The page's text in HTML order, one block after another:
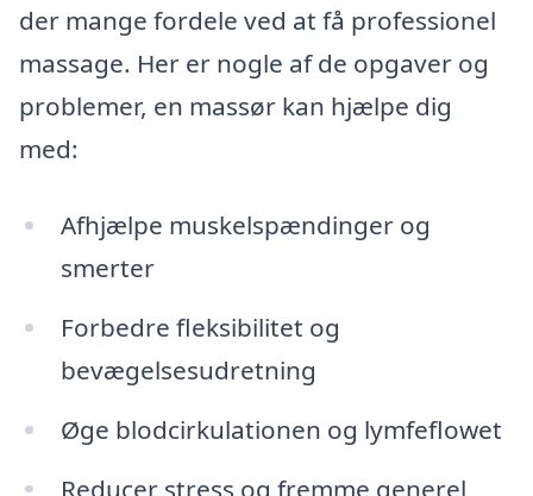
der mange fordele ved at få professionel
massage. Her er nogle af de opgaver og
problemer, en massør kan hjælpe dig
med:
Afhjælpe muskelspændinger og
smerter
Forbedre fleksibilitet og
bevægelsesudretning
Øge blodcirkulationen og lymfeflowet
Reducer stress og fremme generel